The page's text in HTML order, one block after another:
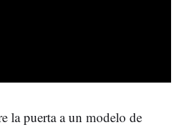
la puerta a un modelo de